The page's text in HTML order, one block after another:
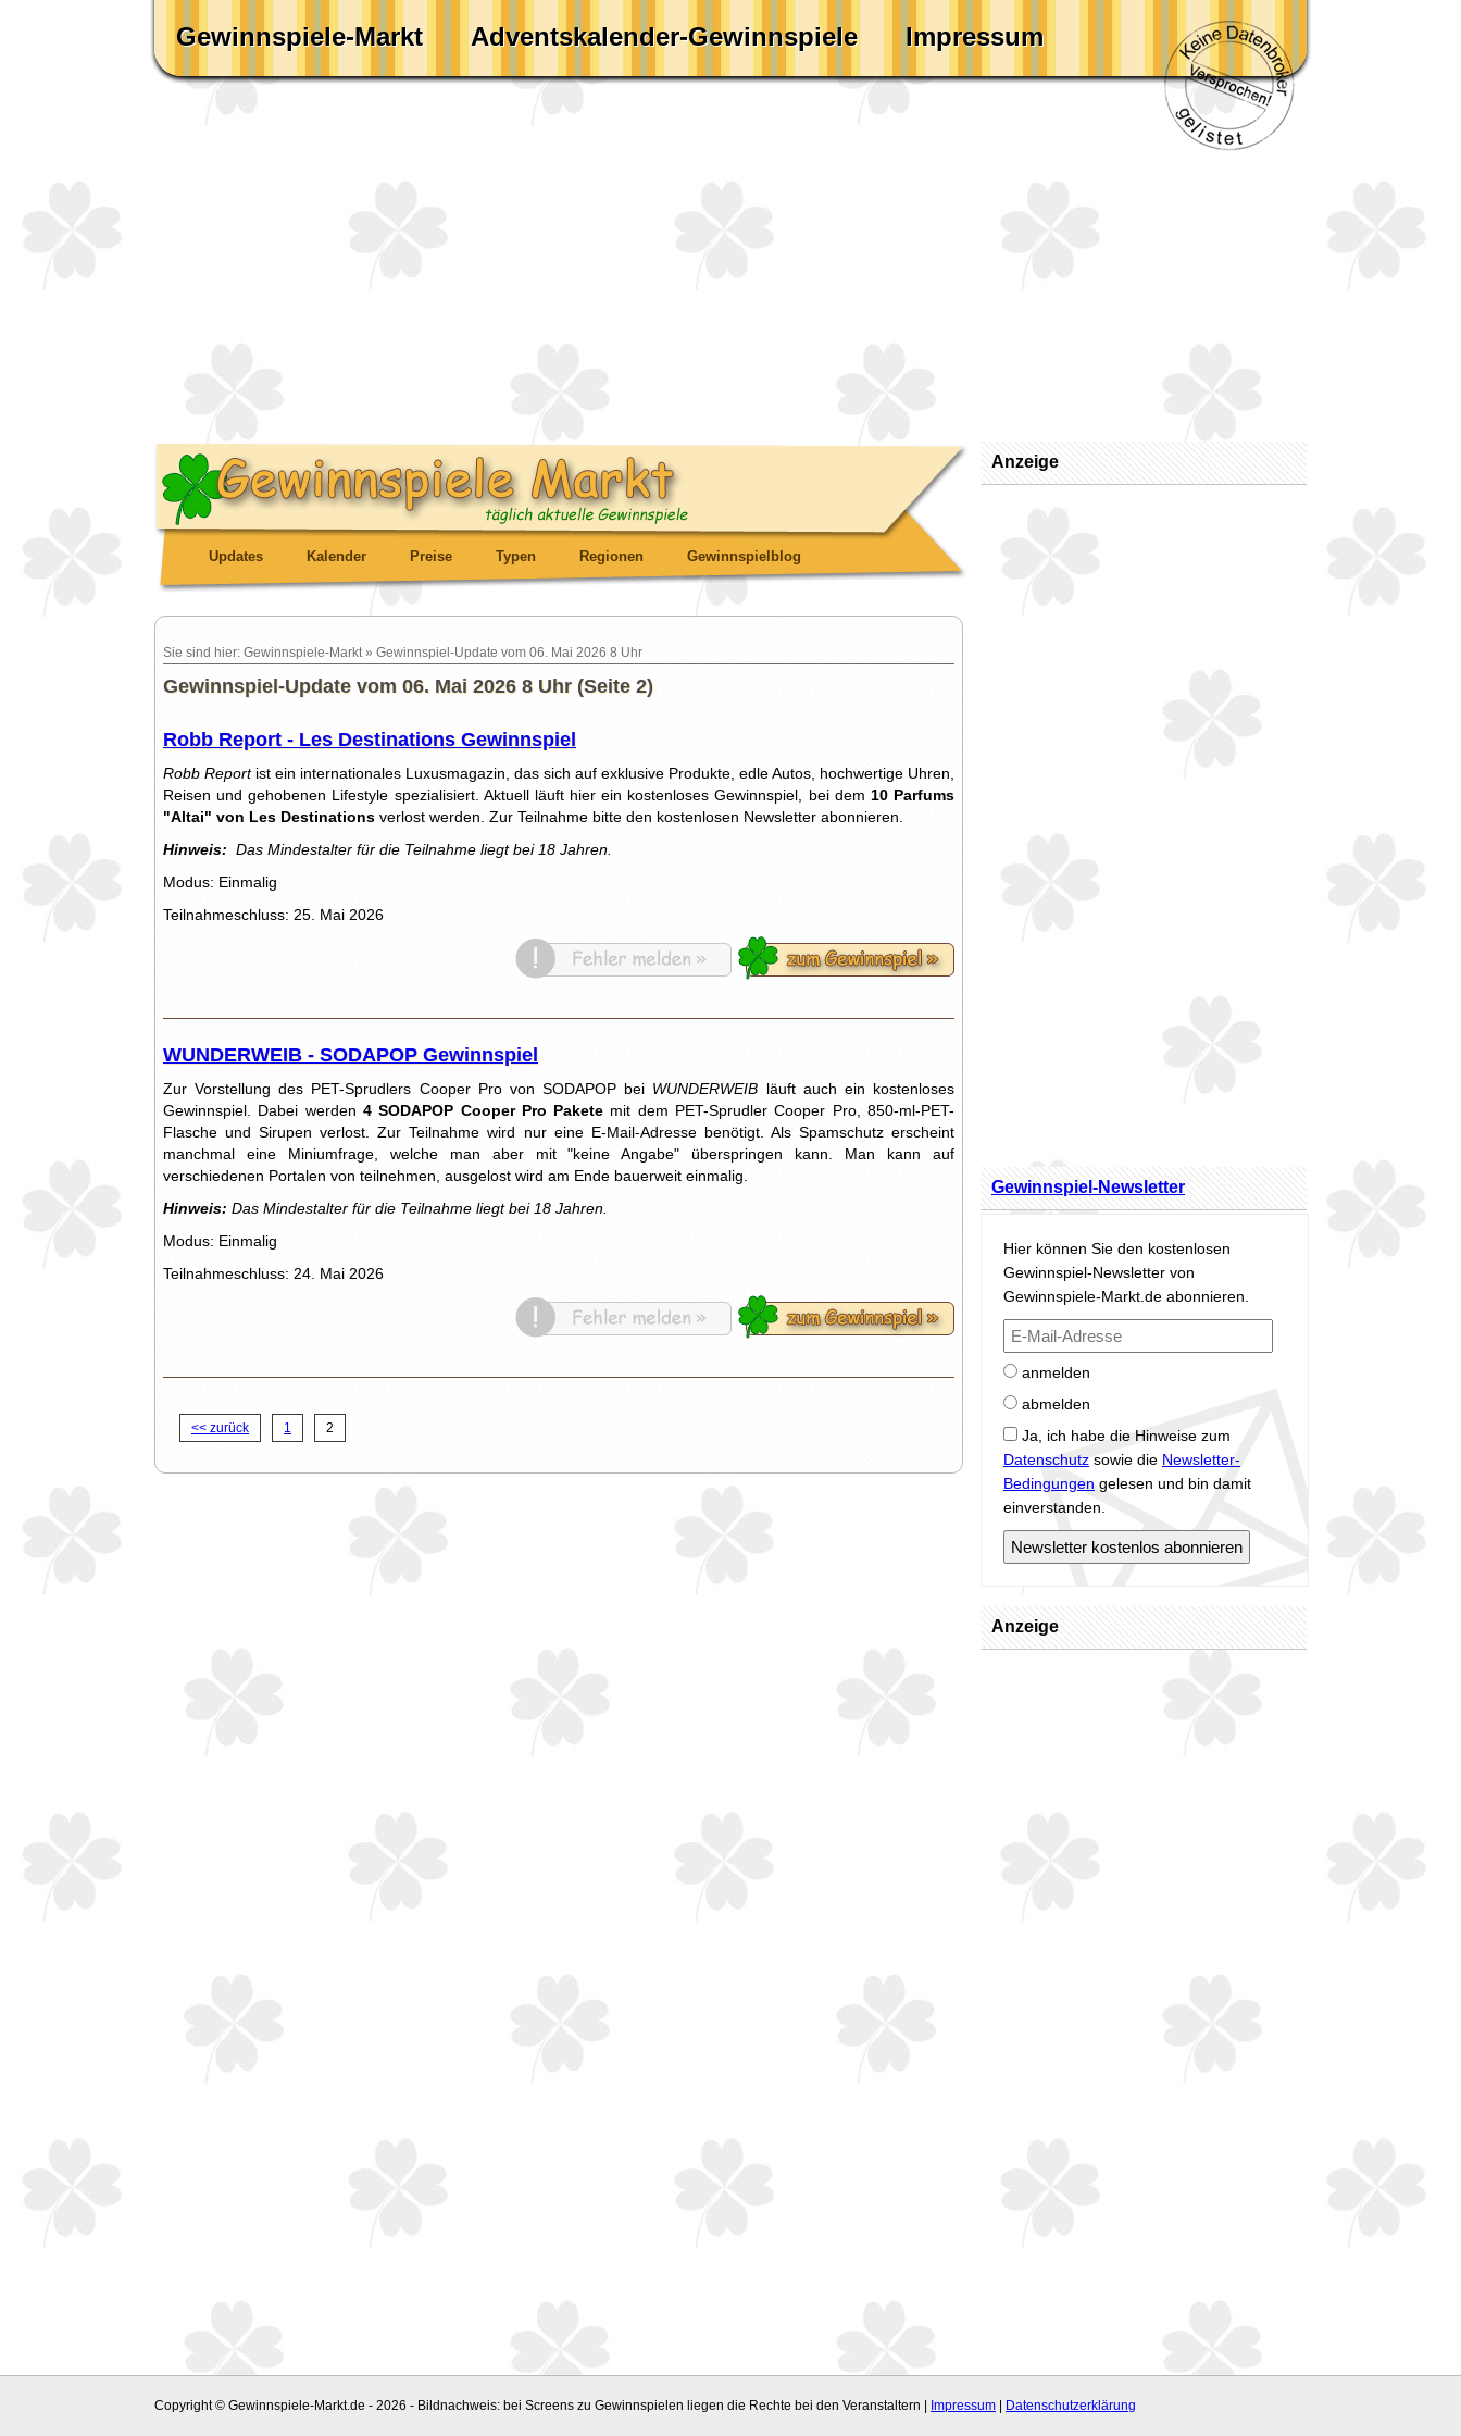
Gewinnspiele-Markt Adventskalender-Gewinnspiele Impressum
Updates Kalender Preise Typen Regionen Gewinnspielblog
Sie sind hier: Gewinnspiele-Markt » Gewinnspiel-Update vom 06. Mai 2026 8 Uhr
Gewinnspiel-Update vom 06. Mai 2026 8 Uhr (Seite 2)
Robb Report - Les Destinations Gewinnspiel
Robb Reportist ein internationales Luxusmagazin, das sich auf exklusive Produkte, edle Autos, hochwertige Uhren,
Reisen und gehobenen Lifestyle spezialisiert. Aktuell läuft hier ein kostenloses Gewinnspiel, bei dem 10 Parfums
"Altai" von Les Destinations verlost werden. Zur Teilnahme bitte den kostenlosen Newsletter abonnieren.
Hinweis: Das Mindestalter für die Teilnahme liegt bei 18 Jahren.
Modus: Einmalig
Teilnahmeschluss: 25. Mai 2026
WUNDERWEIB - SODAPOP Gewinnspiel
Zur Vorstellung des PET-Sprudlers Cooper Pro von SODAPOP bei WUNDERWEIB läuft auch ein kostenloses
Gewinnspiel. Dabei werden 4 SODAPOP Cooper Pro Pakete mit dem PET-Sprudler Cooper Pro, 850-ml-PET-
Flasche und Sirupen verlost. Zur Teilnahme wird nur eine E-Mail-Adresse benötigt. Als Spamschutz erscheint
manchmal eine Miniumfrage, welche man aber mit "keine Angabe" überspringen kann. Man kann auf
verschiedenen Portalen von teilnehmen, ausgelost wird am Ende bauerweit einmalig.
Hinweis: Das Mindestalter für die Teilnahme liegt bei 18 Jahren.
Modus: Einmalig
Teilnahmeschluss: 24. Mai 2026
<< zurück 1 2
Anzeige
Gewinnspiel-Newsletter
Hier können Sie den kostenlosen
Gewinnspiel-Newsletter von
Gewinnspiele-Markt.de abonnieren.
anmelden
abmelden
Ja, ich habe die Hinweise zum
Datenschutz sowie die Newsletter-
Bedingungen gelesen und bin damit
einverstanden.
Anzeige
Copyright © Gewinnspiele-Markt.de - 2026 - Bildnachweis: bei Screens zu Gewinnspielen liegen die Rechte bei den Veranstaltern | Impressum Datenschutzerklärung